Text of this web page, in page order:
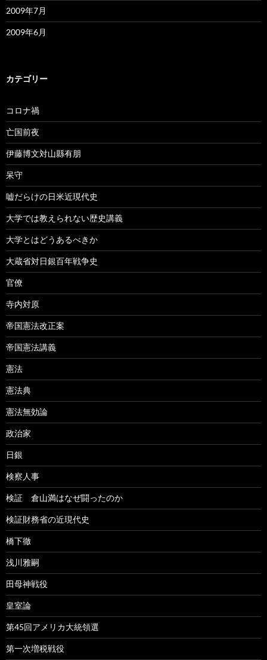
2009年7月
2009年6月
カテゴリー
コロナ禍
亡国前夜
伊藤博文対山縣有朋
呆守
嘘だらけの日米近現代史
大学では教えられない歴史講義
大学とはどうあるべきか
大蔵省対日銀百年戦争史
官僚
寺内対原
帝国憲法改正案
帝国憲法講義
憲法
憲法典
憲法無効論
政治家
日銀
検察人事
検証 倉山満はなぜ闘ったのか
検証財務省の近現代史
橋下徹
浅川雅嗣
田母神戦役
皇室論
第45回アメリカ大統領選
第一次増税戦役